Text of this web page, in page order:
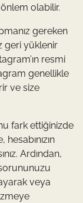
önlem olabilir.
gereken
geri yüklenir
resmi
genellikle
ve size
fark ettiğinizde
Ardından,
veya